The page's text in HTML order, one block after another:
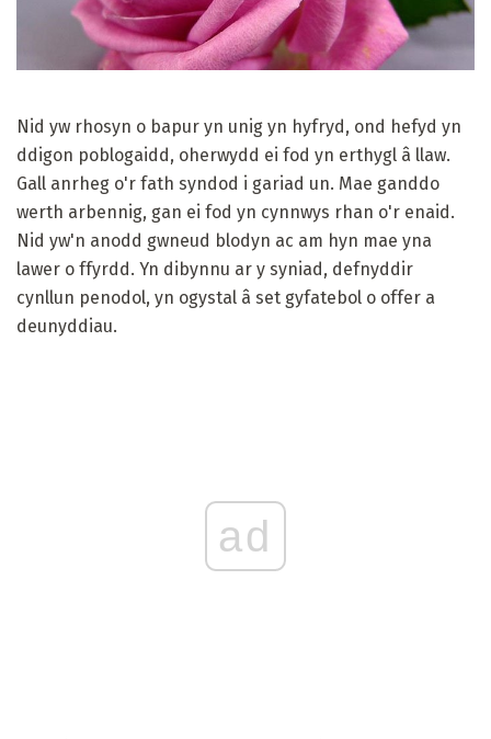
Nid yw rhosyn o bapur yn unig yn hyfryd, ond hefyd yn
ddigon poblogaidd, oherwydd ei fod yn erthygl â llaw.
Gall anrheg o'r fath syndod i gariad un. Mae ganddo
werth arbennig, gan ei fod yn cynnwys rhan o'r enaid.
Nid yw'n anodd gwneud blodyn ac am hyn mae yna
lawer o ffyrdd. Yn dibynnu ar y syniad, defnyddir
cynllun penodol, yn ogystal â set gyfatebol o offer a
deunyddiau.
ad